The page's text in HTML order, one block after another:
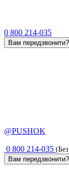
0 800 214-035
Вам передзвонити?
@PUSHOK
0 800 214-035
Вам передзвонити?